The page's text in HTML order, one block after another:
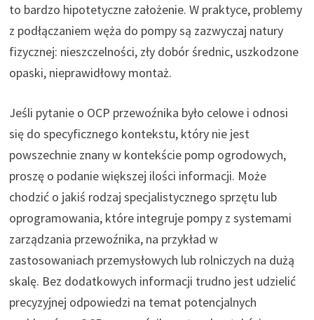
to bardzo hipotetyczne założenie. W praktyce, problemy
z podłączaniem węża do pompy są zazwyczaj natury
fizycznej: nieszczelności, zły dobór średnic, uszkodzone
opaski, nieprawidłowy montaż.
Jeśli pytanie o OCP przewoźnika było celowe i odnosi
się do specyficznego kontekstu, który nie jest
powszechnie znany w kontekście pomp ogrodowych,
proszę o podanie większej ilości informacji. Może
chodzić o jakiś rodzaj specjalistycznego sprzętu lub
oprogramowania, które integruje pompy z systemami
zarządzania przewoźnika, na przykład w
zastosowaniach przemysłowych lub rolniczych na dużą
skalę. Bez dodatkowych informacji trudno jest udzielić
precyzyjnej odpowiedzi na temat potencjalnych